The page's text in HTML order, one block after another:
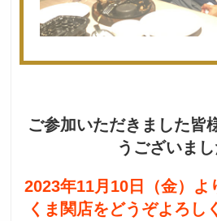
ご参加いただきました皆
うございまし
2023年11月10日（金）よ
くま関店をどうぞよろし